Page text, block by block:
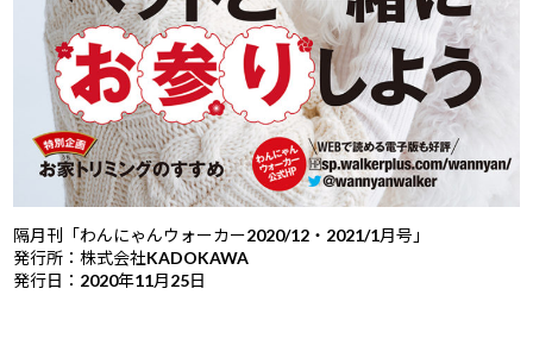
隔月刊「わんにゃんウォーカー2020/12・2021/1月号」
発行所：株式会社KADOKAWA
発行日：2020年11月25日